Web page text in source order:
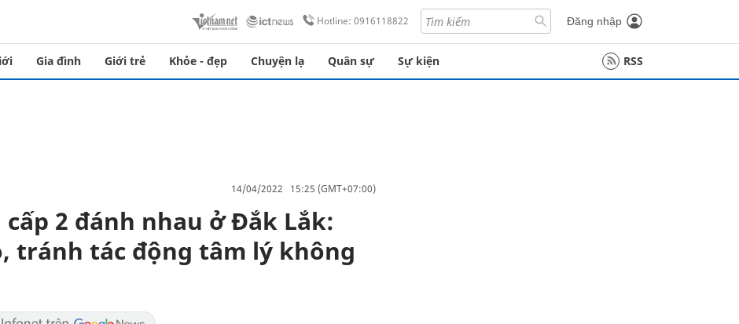
Hotline: 0916118822 Đăng nhập
Gia đình Giới trẻ Khỏe - đẹp Chuyện lạ Quân sự Sự kiện RSS
14/04/2022 15:25 (GMT+07:00)
2 đánh nhau ở Đắk Lắk:
tránh tác động tâm lý không